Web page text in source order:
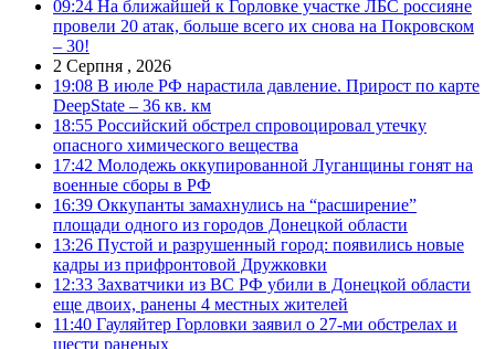
09:24 На ближайшей к Горловке участке ЛБС россияне
провели 20 атак, больше всего их снова на Покровском
– 30!
2 Серпня , 2026
19:08 В июле РФ нарастила давление. Прирост по карте
DeepState – 36 кв. км
18:55 Российский обстрел спровоцировал утечку
опасного химического вещества
17:42 Молодежь оккупированной Луганщины гонят на
военные сборы в РФ
16:39 Оккупанты замахнулись на “расширение”
площади одного из городов Донецкой области
13:26 Пустой и разрушенный город: появились новые
кадры из прифронтовой Дружковки
12:33 Захватчики из ВС РФ убили в Донецкой области
еще двоих, ранены 4 местных жителей
11:40 Гауляйтер Горловки заявил о 27-ми обстрелах и
шести раненых